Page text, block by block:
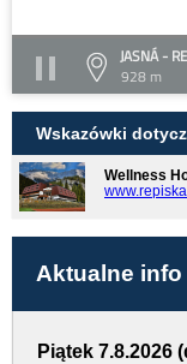
JASNÁ -
928 m
Wskazówki
Wellness
Aktualne info
Piątek 7.8.2026